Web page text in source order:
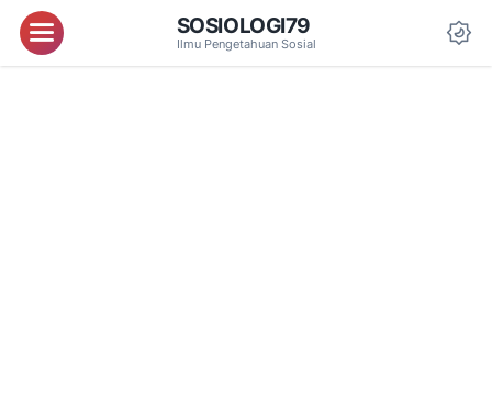
Menu SOSIOLOGI79
Ilmu Pengetahuan Sosial